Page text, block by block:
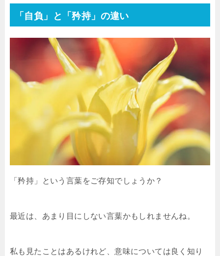
「自負」と「矜持」の違い
「矜持」という言葉をご存知でしょうか？
最近は、あまり目にしない言葉かもしれませんね。
私も見たことはあるけれど、意味については良く知り